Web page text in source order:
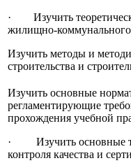
· Изучить
жилищно-коммунального
Изучить методы и
строительства и
Изучить основные
регламентирующие
прохождения учебной
· Изучить основные
контроля качества и